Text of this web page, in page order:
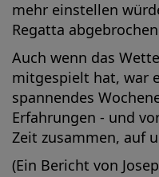
mehr einstellen
Regatta
Auch wenn das
mitgespielt hat, war
spannendes
Erfahrungen - und
Zeit zusammen, auf
(Ein Bericht von